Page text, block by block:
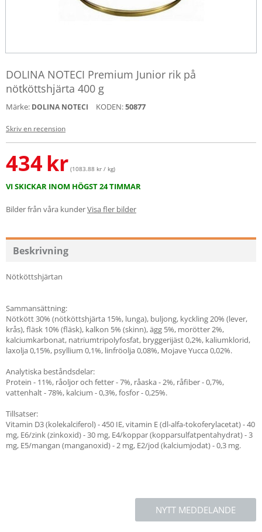
DOLINA NOTECI Premium Junior rik på
nötköttshjärta 400 g
Märke: DOLINA NOTECI KODEN:50877
Skriv en recension
434kr (1083.88 kr / kg)
VI SKICKAR INOM HÖGST 24 TIMMAR
Bilder från våra kunderVisa fler bilder
Beskrivning
Nötköttshjärtan
Sammansättning:
Nötkött 30% (nötköttshjärta 15%, lunga), buljong, kyckling 20% (lever,
krås), fläsk 10% (fläsk), kalkon 5% (skinn), ägg 5%, morötter 2%,
kalciumkarbonat, natriumtripolyfosfat, bryggerijäst 0,2%, kaliumklorid,
laxolja 0,15%, psyllium 0,1%, linfröolja 0,08%, Mojave Yucca 0,02%.
Analytiska beståndsdelar:
Protein - 11%, råoljor och fetter - 7%, råaska - 2%, råfiber - 0,7%,
vattenhalt - 78%, kalcium - 0,3%, fosfor - 0,25%.
Tillsatser:
Vitamin D3 (kolekalciferol) - 450 IE, vitamin E (dl-alfa-tokoferylacetat) - 40
mg, E6/zink (zinkoxid) - 30 mg, E4/koppar (kopparsulfatpentahydrat) - 3
mg, E5/mangan (manganoxid) - 2 mg, E2/jod (kalciumjodat) - 0,3 mg.
NYTT MEDDELANDE